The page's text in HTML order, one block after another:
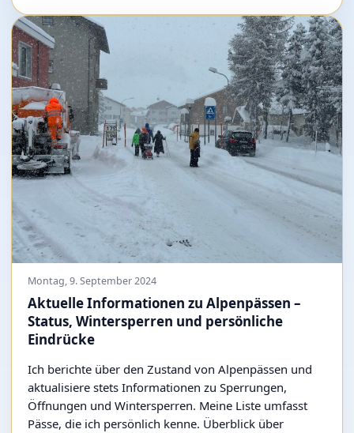
Montag, 9. September 2024
Aktuelle Informationen zu Alpenpässen –
Status, Wintersperren und persönliche
Eindrücke
Ich berichte über den Zustand von Alpenpässen und
aktualisiere stets Informationen zu Sperrungen,
Öffnungen und Wintersperren. Meine Liste umfasst
Pässe, die ich persönlich kenne. Überblick über